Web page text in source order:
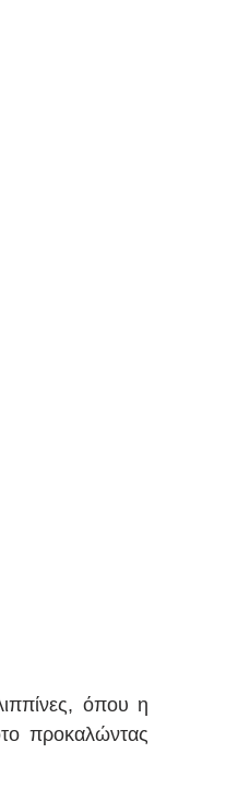
όπου η
προκαλώντας